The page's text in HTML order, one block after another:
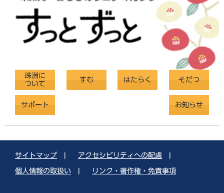
珠洲に
ついて
すむ はたらく そだつ
サポート お知らせ
サイトマップ アクセシビリティへの配慮
個人情報の取扱い リンク・著作権・免責事項